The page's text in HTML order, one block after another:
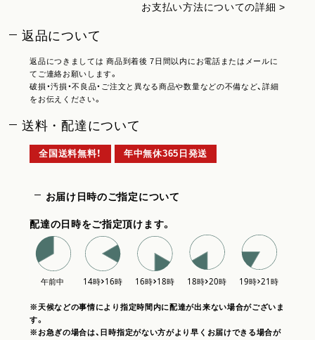
お支払い方法についての詳細 >
返品について
返品につきましては 商品到着後 7日間以内にお電話またはメールに
てご連絡お願いします。
破損・汚損・不良品・ご注文と異なる商品や数量などの不備など、詳細
をお伝えください。
送料・配達について
全国送料無料！ 年中無休365日発送
お届け日時のご指定について
配達の日時をご指定頂けます。
※天候などの事情により指定時間内に配達が出来ない場合がございま
す。
※お急ぎの場合は、日時指定がない方がより早くお届けできる場合が